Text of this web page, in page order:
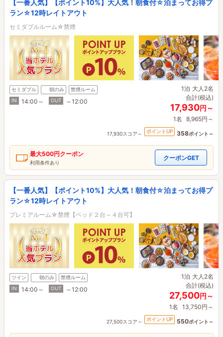
【一番人気】【ポイント10%】大人気！朝食付☆泊まってお得プ
ラン☆12時レイトアウト
セミダブルルーム☆禁煙
セミダブル 朝のみ
禁煙ルーム
IN
14:00～ OUT ～12:00
1泊 大人2名
合計(税込)
17,930円～
1名 8,965円～
17,930スコア～ ポイントUP 358ポイント～
最大500円クーポン
利用条件あり
クーポンGET
【一番人気】【ポイント10%】大人気！朝食付☆泊まってお得プ
ラン☆12時レイトアウト
プレミアルーム☆禁煙【ベッド２台～４台可】
ツイン 朝のみ
禁煙ルーム
IN
14:00～ OUT ～12:00
1泊 大人2名
合計(税込)
27,500円～
1名 13,750円～
27,500スコア～ ポイントUP 550ポイント～